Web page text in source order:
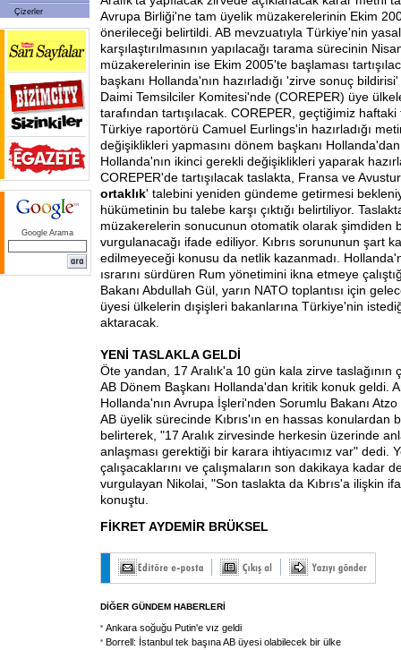
Çizerler
Google Arama
Avrupa Birliği'ne tam üyelik müzakerelerinin Ekim
önerileceği belirtildi. AB mevzuatıyla Türkiye'nin
karşılaştırılmasının yapılacağı tarama sürecinin
müzakerelerinin ise Ekim 2005'te başlaması
başkanı Hollanda'nın hazırladığı 'zirve sonuç
Daimi Temsilciler Komitesi'nde (COREPER) üye
tarafından tartışılacak. COREPER, geçtiğimiz haftaki
Türkiye raportörü Camuel Eurlings'in hazırladığı
değişiklikleri yapmasını dönem başkanı
Hollanda'nın ikinci gerekli değişiklikleri yaparak
COREPER'de tartışılacak taslakta, Fransa ve
ortaklık' talebini yeniden gündeme getirmesi
hükümetinin bu talebe karşı çıktığı belirtiliyor.
müzakerelerin sonucunun otomatik olarak şimdiden
vurgulanacağı ifade ediliyor. Kıbrıs sorununun şart
edilmeyeceği konusu da netlik kazanmadı.
ısrarını sürdüren Rum yönetimini ikna etmeye
Bakanı Abdullah Gül, yarın NATO toplantısı için
üyesi ülkelerin dışişleri bakanlarına Türkiye'nin
aktaracak.
YENİ TASLAKLA GELDİ
Öte yandan, 17 Aralık'a 10 gün kala zirve taslağının
AB Dönem Başkanı Hollanda'dan kritik konuk geldi.
Hollanda'nın Avrupa İşleri'nden Sorumlu Bakanı
AB üyelik sürecinde Kıbrıs'ın en hassas konulardan
belirterek, "17 Aralık zirvesinde herkesin üzerinde
anlaşması gerektiği bir karara ihtiyacımız var" dedi.
çalışacaklarını ve çalışmaların son dakikaya kadar
vurgulayan Nikolai, "Son taslakta da Kıbrıs'a ilişkin
konuştu.
FİKRET AYDEMİR BRÜKSEL
DİĞER GÜNDEM HABERLERİ
Ankara soğuğu Putin'e vız geldi
Borrell: İstanbul tek başına AB üyesi olabilecek bir ülke